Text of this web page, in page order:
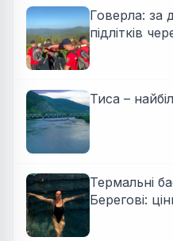
Говерла: за
підлітків
Тиса –
Термальні
Берегові: